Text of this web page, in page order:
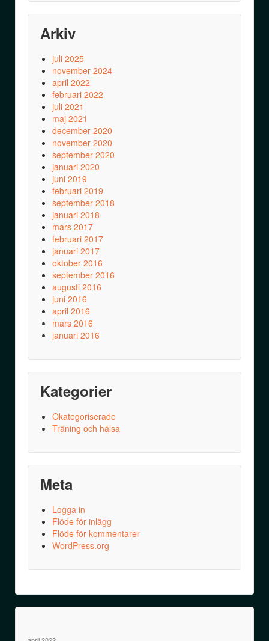
Arkiv
juli 2025
november 2024
april 2022
februari 2022
juli 2021
maj 2021
december 2020
november 2020
september 2020
januari 2020
juni 2019
februari 2019
september 2018
januari 2018
mars 2017
februari 2017
januari 2017
oktober 2016
september 2016
augusti 2016
juni 2016
april 2016
mars 2016
januari 2016
Kategorier
Okategoriserade
Träning och hälsa
Meta
Logga in
Flöde för inlägg
Flöde för kommentarer
WordPress.org